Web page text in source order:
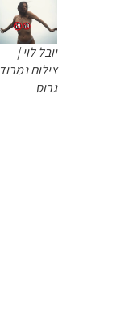
יובל לוי |
צילום נמרוד
גרוס